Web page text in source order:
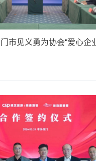
市见义勇为协会“爱心企